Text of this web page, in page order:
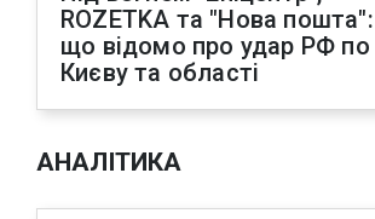
ROZETKA та "Нова пошта":
що відомо про удар РФ по
Києву та області
АНАЛІТИКА